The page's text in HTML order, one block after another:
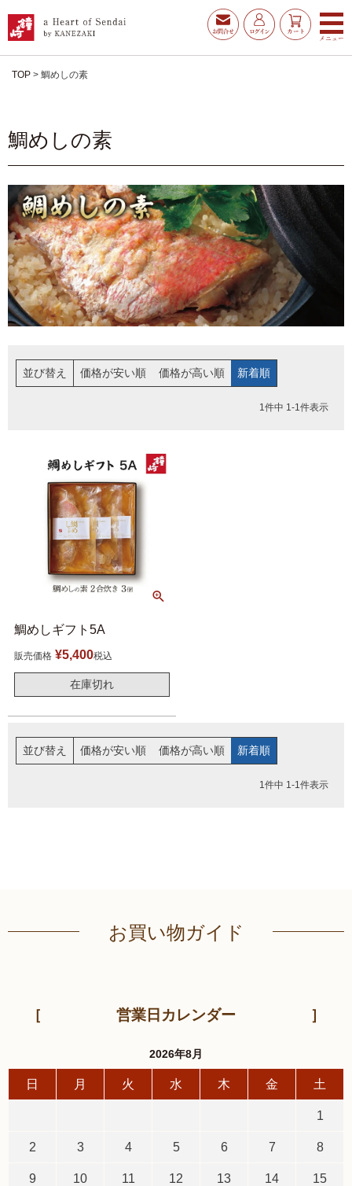
お得な夏ギフト 大漁旗特選詰合せ
ット
仙臺BLACK
特選詰合せ
かねささ
伊達揚げ
季節のかねささ たけの
こ
季節のかねささ（まいた
け）
牛たん かねざき 牛たん メンチ
TOP 鯛めしの素
鯛めしの素
並び替え 価格が安い順 価格が高い順 新着順
1 件中 1 -1 件表示
鯛めしギフト5A
販売価格 ¥5,400税込
在庫切れ
並び替え 価格が安い順 価格が高い順 新着順
1 件中 1 -1 件表示
お買い物ガイド
営業日カレンダー
2026年8月
日 月 火 水 木 金 土
1
2 3 4 5 6 7 8
9 10 11 12 13 14 15